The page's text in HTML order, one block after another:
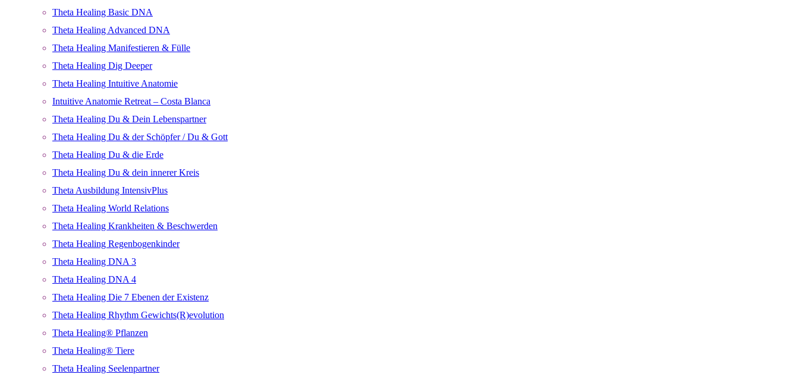
Theta Healing Basic DNA
Theta Healing Advanced DNA
Theta Healing Manifestieren & Fülle
Theta Healing Dig Deeper
Theta Healing Intuitive Anatomie
Intuitive Anatomie Retreat – Costa Blanca
Theta Healing Du & Dein Lebenspartner
Theta Healing Du & der Schöpfer / Du & Gott
Theta Healing Du & die Erde
Theta Healing Du & dein innerer Kreis
Theta Ausbildung IntensivPlus
Theta Healing World Relations
Theta Healing Krankheiten & Beschwerden
Theta Healing Regenbogenkinder
Theta Healing DNA 3
Theta Healing DNA 4
Theta Healing Die 7 Ebenen der Existenz
Theta Healing Rhythm Gewichts(R)evolution
Theta Healing® Pflanzen
Theta Healing® Tiere
Theta Healing Seelenpartner